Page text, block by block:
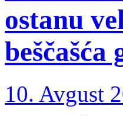
ostanu
beščašća
10. Avgust